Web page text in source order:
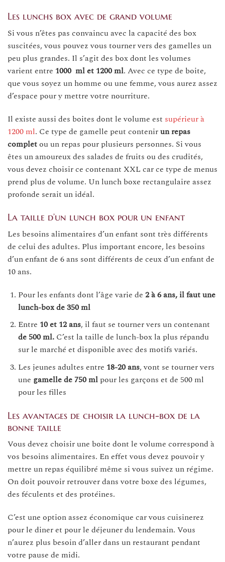
Les lunchs box avec de grand volume
Si vous n’êtes pas convaincu avec la capacité des box
suscitées, vous pouvez vous tourner vers des gamelles un
peu plus grandes. Il s’agit des box dont les volumes
varient entre 1000 ml et 1200 ml. Avec ce type de boite,
que vous soyez un homme ou une femme, vous aurez assez
d’espace pour y mettre votre nourriture.
Il existe aussi des boites dont le volume est supérieur à
1200 ml. Ce type de gamelle peut contenirun repas
completou un repas pour plusieurs personnes. Si vous
êtes un amoureux des salades de fruits ou des crudités,
vous devez choisir ce contenant XXL car ce type de menus
prend plus de volume. Un lunch boxe rectangulaire assez
profonde serait un idéal.
La taille d’un lunch box pour un enfant
Les besoins alimentaires d’un enfant sont très différents
de celui des adultes. Plus important encore, les besoins
d’un enfant de 6 ans sont différents de ceux d’un enfant de
10 ans.
Pour les enfants dont l’âge varie de 2 à 6 ans, il faut une
lunch-box de 350 ml
Entre 10 et 12 ans, il faut se tourner vers un contenant
de 500 ml.C’est la taille de lunch-box la plus répandu
sur le marché et disponible avec des motifs variés.
Les jeunes adultes entre 18-20 ans, vont se tourner vers
une gamelle de 750 mlpour les garçons et de 500 ml
pour les filles
Les avantages de choisir la lunch-box de la
bonne taille
Vous devez choisir une boite dont le volume correspond à
vos besoins alimentaires. En effet vous devez pouvoir y
mettre un repas équilibré même si vous suivez un régime.
On doit pouvoir retrouver dans votre boxe des légumes,
des féculents et des protéines.
C’est une option assez économique car vous cuisinerez
pour le diner et pour le déjeuner du lendemain. Vous
n’aurez plus besoin d’aller dans un restaurant pendant
votre pause de midi.